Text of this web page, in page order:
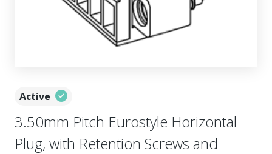
Active
3.50mm Pitch Eurostyle Horizontal
Plug, with Retention Screws and